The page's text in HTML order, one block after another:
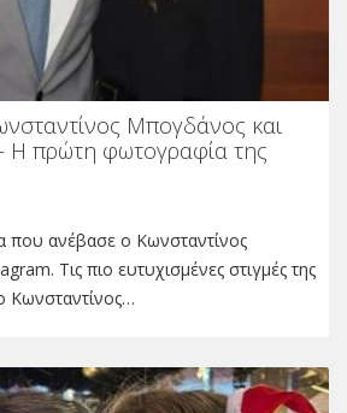
Μπογδάνος και
Η πρώτη φωτογραφία της
που ανέβασε ο Κωνσταντίνος
Τις πιο ευτυχισμένες στιγμές της
Κωνσταντίνος…